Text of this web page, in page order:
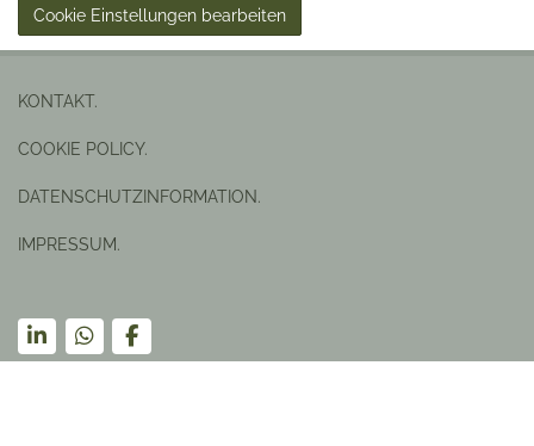
Cookie Einstellungen bearbeiten
KONTAKT.
COOKIE POLICY.
DATENSCHUTZINFORMATION.
IMPRESSUM.